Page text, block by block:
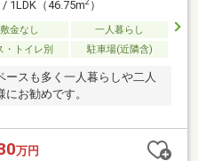
/ 1LDK（46.75m ）
敷金なし
一人暮らし
・トイレ別 駐車場(近隣含)
ースも多く一人暮らしや二人
お勧めです。
万円